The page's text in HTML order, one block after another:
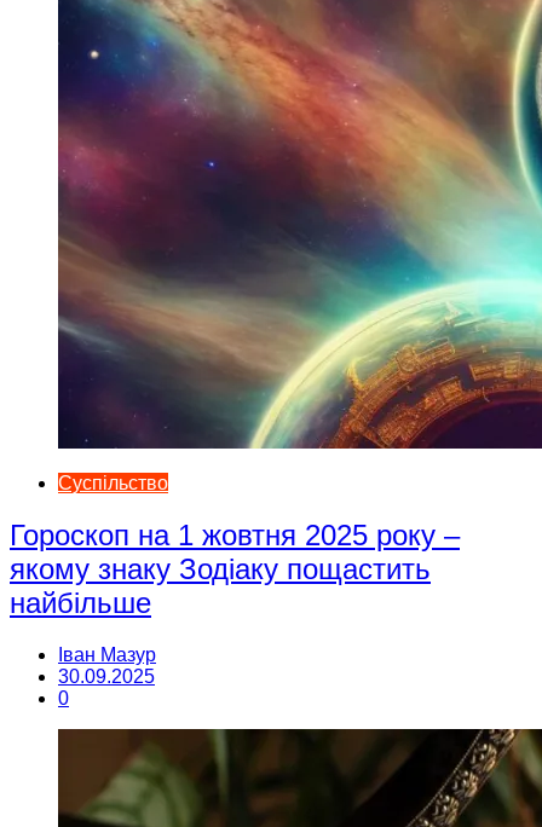
Суспільство
Гороскоп на 1 жовтня 2025 року –
якому знаку Зодіаку пощастить
найбільше
Іван Мазур
30.09.2025
0